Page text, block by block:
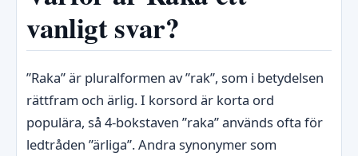
vanligt svar?
”Raka” är pluralformen av ”rak”, som i betydelsen
rättfram och ärlig. I korsord är korta ord
populära, så 4‑bokstaven ”raka” används ofta för
ledtråden ”ärliga”. Andra synonymer som